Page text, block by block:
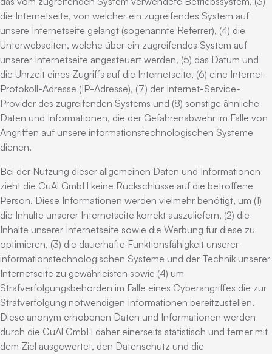
die Internetseite, von welcher ein zugreifendes System auf
unsere Internetseite gelangt (sogenannte Referrer), (4) die
Unterwebseiten, welche über ein zugreifendes System auf
unserer Internetseite angesteuert werden, (5) das Datum und
die Uhrzeit eines Zugriffs auf die Internetseite, (6) eine Internet-
Protokoll-Adresse (IP-Adresse), (7) der Internet-Service-
Provider des zugreifenden Systems und (8) sonstige ähnliche
Daten und Informationen, die der Gefahrenabwehr im Falle von
Angriffen auf unsere informationstechnologischen Systeme
dienen.
Bei der Nutzung dieser allgemeinen Daten und Informationen
zieht die CuAl GmbH keine Rückschlüsse auf die betroffene
Person. Diese Informationen werden vielmehr benötigt, um (1)
die Inhalte unserer Internetseite korrekt auszuliefern, (2) die
Inhalte unserer Internetseite sowie die Werbung für diese zu
optimieren, (3) die dauerhafte Funktionsfähigkeit unserer
informationstechnologischen Systeme und der Technik unserer
Internetseite zu gewährleisten sowie (4) um
Strafverfolgungsbehörden im Falle eines Cyberangriffes die zur
Strafverfolgung notwendigen Informationen bereitzustellen.
Diese anonym erhobenen Daten und Informationen werden
durch die CuAl GmbH daher einerseits statistisch und ferner mit
dem Ziel ausgewertet, den Datenschutz und die